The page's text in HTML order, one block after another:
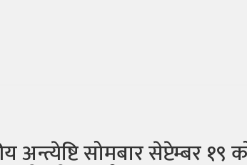
सोमबार सेप्टेम्बर १९